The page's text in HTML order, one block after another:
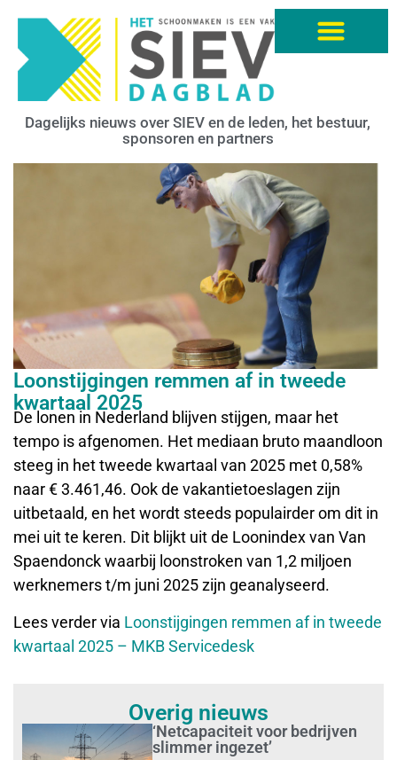
Dagelijks nieuws over SIEV en de leden, het bestuur,
sponsoren en partners
Loonstijgingen remmen af in tweede
kwartaal 2025
De lonen in Nederland blijven stijgen, maar het
tempo is afgenomen. Het mediaan bruto maandloon
steeg in het tweede kwartaal van 2025 met 0,58%
naar € 3.461,46. Ook de vakantietoeslagen zijn
uitbetaald, en het wordt steeds populairder om dit in
mei uit te keren. Dit blijkt uit de Loonindex van Van
Spaendonck waarbij loonstroken van 1,2 miljoen
werknemers t/m juni 2025 zijn geanalyseerd.
Lees verder via Loonstijgingen remmen af in tweede
kwartaal 2025 – MKB Servicedesk
Overig nieuws
‘Netcapaciteit voor bedrijven
slimmer ingezet’